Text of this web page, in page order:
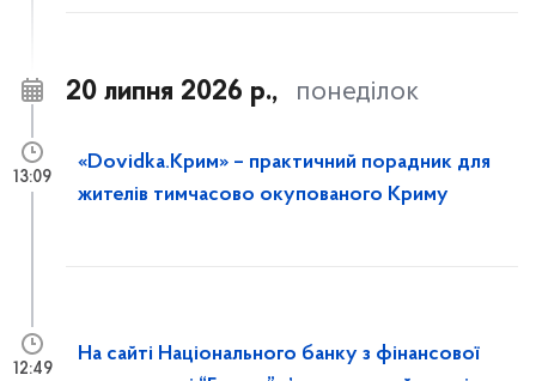
20 липня 2026 р., понеділок
«Dovidka.Крим» – практичний порадник для
жителів тимчасово окупованого Криму
13:09
На сайті Національного банку з фінансової
12:49